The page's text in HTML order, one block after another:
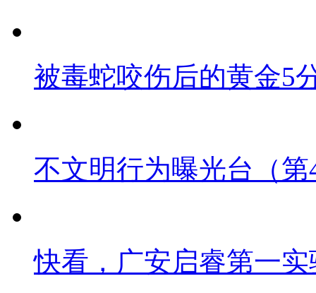
被毒蛇咬伤后的黄金5
不文明行为曝光台（第
快看，广安启睿第一